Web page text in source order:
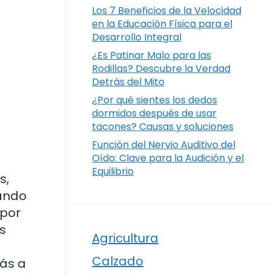
a
Los 7 Beneficios de la Velocidad
en la Educación Física para el
Desarrollo Integral
¿Es Patinar Malo para las
Rodillas? Descubre la Verdad
Detrás del Mito
¿Por qué sientes los dedos
dormidos después de usar
tacones? Causas y soluciones
Función del Nervio Auditivo del
Oído: Clave para la Audición y el
Equilibrio
Agricultura
Calzado